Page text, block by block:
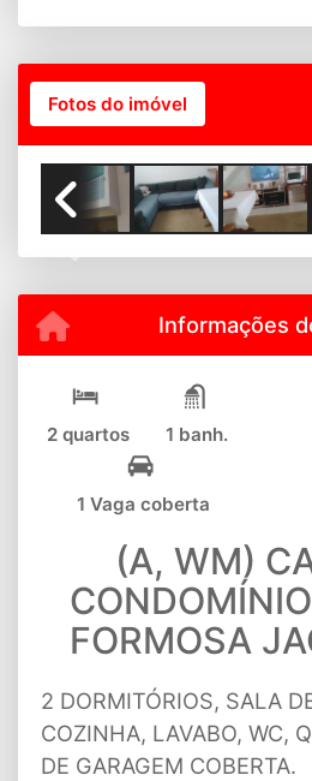
Fotos do imóvel
Previous
Informações
2 quartos 1 banh.
1 Vaga coberta
(A, WM)
FORMOSA
2 DORMITÓRIOS, SALA
COZINHA, LAVABO, WC,
DE GARAGEM COBERTA.